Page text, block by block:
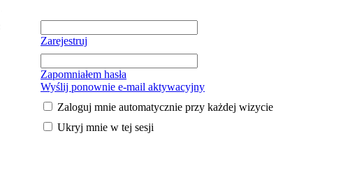
Zarejestruj
Zapomniałem hasła
Wyślij ponownie e-mail aktywacyjny
Zaloguj mnie automatycznie przy każdej wizycie
Ukryj mnie w tej sesji